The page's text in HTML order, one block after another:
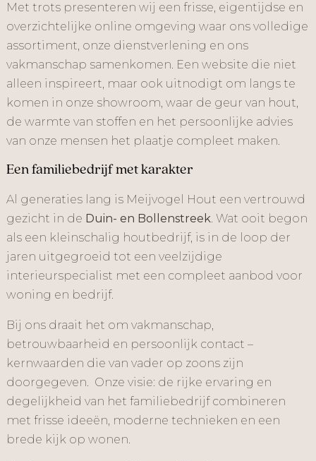
Met trots presenteren wij een frisse, eigentijdse en
overzichtelijke online omgeving waar ons volledige
assortiment, onze dienstverlening en ons
vakmanschap samenkomen. Een website die niet
alleen inspireert, maar ook uitnodigt om langs te
komen in onze showroom, waar de geur van hout,
de warmte van stoffen en het persoonlijke advies
van onze mensen het plaatje compleet maken.
Een familiebedrijf met karakter
Al generaties lang is Meijvogel Hout een vertrouwd
gezicht in de Duin- en Bollenstreek. Wat ooit begon
als een kleinschalig houtbedrijf, is in de loop der
jaren uitgegroeid tot een veelzijdige
interieurspecialist met een compleet aanbod voor
woning en bedrijf.
Bij ons draait het om vakmanschap,
betrouwbaarheid en persoonlijk contact –
kernwaarden die van vader op zoons zijn
doorgegeven. Onze visie: de rijke ervaring en
degelijkheid van het familiebedrijf combineren
met frisse ideeën, moderne technieken en een
brede kijk op wonen.